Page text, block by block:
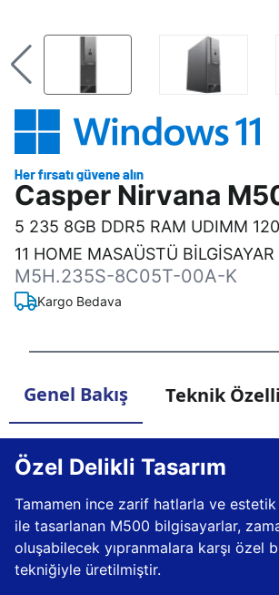
Casper Nirvana
5 235 8GB DDR5 RAM UDIMM
11 HOME MASAÜSTÜ BİLGİSAYAR
M5H.235S-8C05T-00A-K
Kargo Bedava
Genel Bakış Teknik
Özel Delikli Tasarım
Tamamen ince zarif hatlarla ve estetik
ile tasarlanan M500 bilgisayarlar,
oluşabilecek yıpranmalara karşı özel
tekniğiyle üretilmiştir.